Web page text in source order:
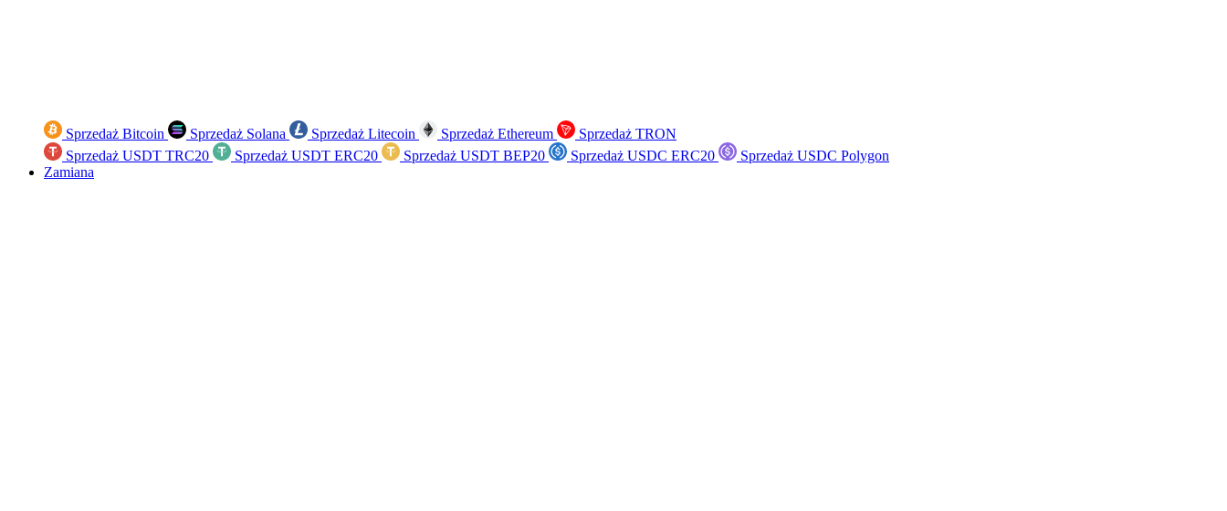
Sprzedaż Bitcoin Sprzedaż Solana Sprzedaż Litecoin Sprzedaż Ethereum
Sprzedaż TRON
Sprzedaż USDT TRC20
Sprzedaż USDT ERC20 Sprzedaż USDT BEP20 Sprzedaż USDC ERC20
Sprzedaż USDC Polygon
Zamiana